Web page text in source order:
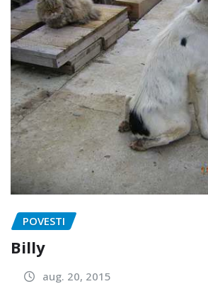
POVESTI
Billy
aug. 20, 2015